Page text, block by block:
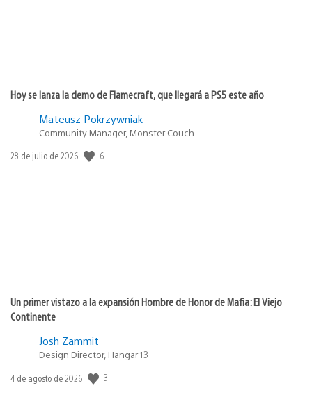
Hoy se lanza la demo de Flamecraft, que llegará a PS5 este año
Mateusz Pokrzywniak
Community Manager, Monster Couch
Fecha
28 de julio de 2026 6
Un primer vistazo a la expansión Hombre de Honor de Mafia: El Viejo
Continente
Josh Zammit
Design Director, Hangar 13
Fecha
4 de agosto de 2026 3